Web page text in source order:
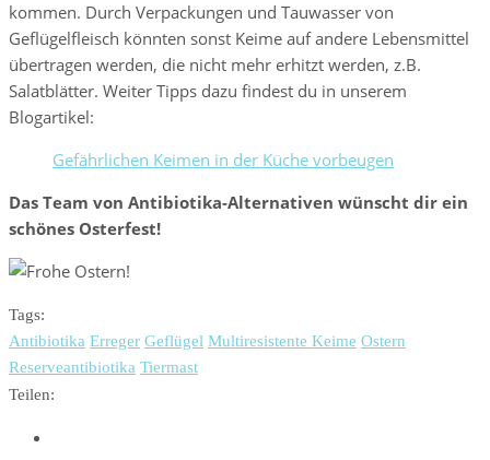
kommen. Durch Verpackungen und Tauwasser von
Geflügelfleisch könnten sonst Keime auf andere Lebensmittel
übertragen werden, die nicht mehr erhitzt werden, z.B.
Salatblätter. Weiter Tipps dazu findest du in unserem
Blogartikel:
Gefährlichen Keimen in der Küche vorbeugen
Das Team von Antibiotika-Alternativen wünscht dir ein
schönes Osterfest!
Tags:
Antibiotika Erreger Geflügel Multiresistente Keime Ostern
Reserveantibiotika Tiermast
Teilen: